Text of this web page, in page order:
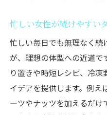
忙しい女性が続けやすい
忙しい毎日でも無理なく続
が、理想の体型への近道で
り置きや時短レシピ、冷
イデアを提供します。例え
ーツやナッツを加えるだけ